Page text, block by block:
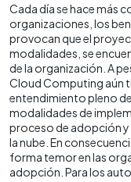
Cada día se hace más
organizaciones, los
provocan que el
modalidades, se
de la organización. A
Cloud Computing aún
entendimiento pleno
modalidades de
proceso de adopción y
la nube. En
forma temor en las
adopción. Para los